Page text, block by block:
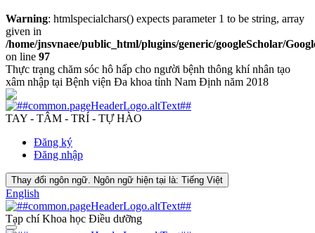
Warning: htmlspecialchars() expects parameter 1 to be string, array
given in
/home/jnsvnaee/public_html/plugins/generic/googleScholar/
on line 97
Thực trạng chăm sóc hô hấp cho người bệnh thông khí nhân tạo
xâm nhập tại Bệnh viện Đa khoa tỉnh Nam Định năm 2018
TAY - TÂM - TRÍ - TỰ HÀO
Đăng ký
Đăng nhập
Thay đổi ngôn ngữ. Ngôn ngữ hiện tại là: Tiếng Việt
English
Tạp chí Khoa học Điều dưỡng